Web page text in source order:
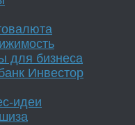
для бизнеса
Инвестор
идеи